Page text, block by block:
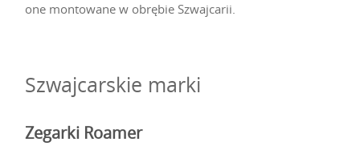
one montowane w obrębie Szwajcarii.
Szwajcarskie marki
Zegarki Roamer